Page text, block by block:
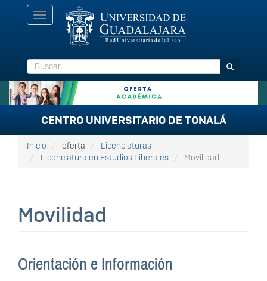
Toggle
navigation
Buscar Buscar
CENTRO UNIVERSITARIO DE TONALÁ
Inicio oferta
Licenciaturas
Licenciatura en Estudios Liberales
Movilidad
Movilidad
Orientación e Información